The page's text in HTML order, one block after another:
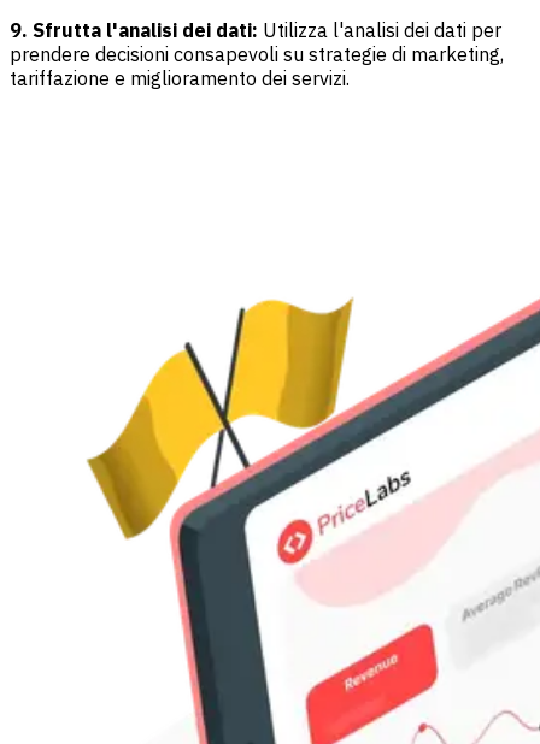
9. Sfrutta l'analisi dei dati: Utilizza l'analisi dei dati per
prendere decisioni consapevoli su strategie di marketing,
tariffazione e miglioramento dei servizi.